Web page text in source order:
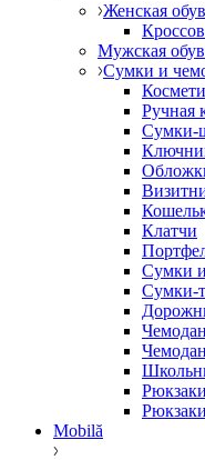
Женская
Мужская
Сумки и
Ручная
Сумки-
Клатчи
Сумки и
Сумки-
Mobilă